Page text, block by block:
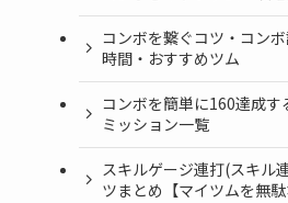
コンボを繋ぐコツ・コン
時間・おすすめツム
コンボを簡単に160達成す
ミッション一覧
スキルゲージ連打(スキル
ツまとめ【マイツムを無駄